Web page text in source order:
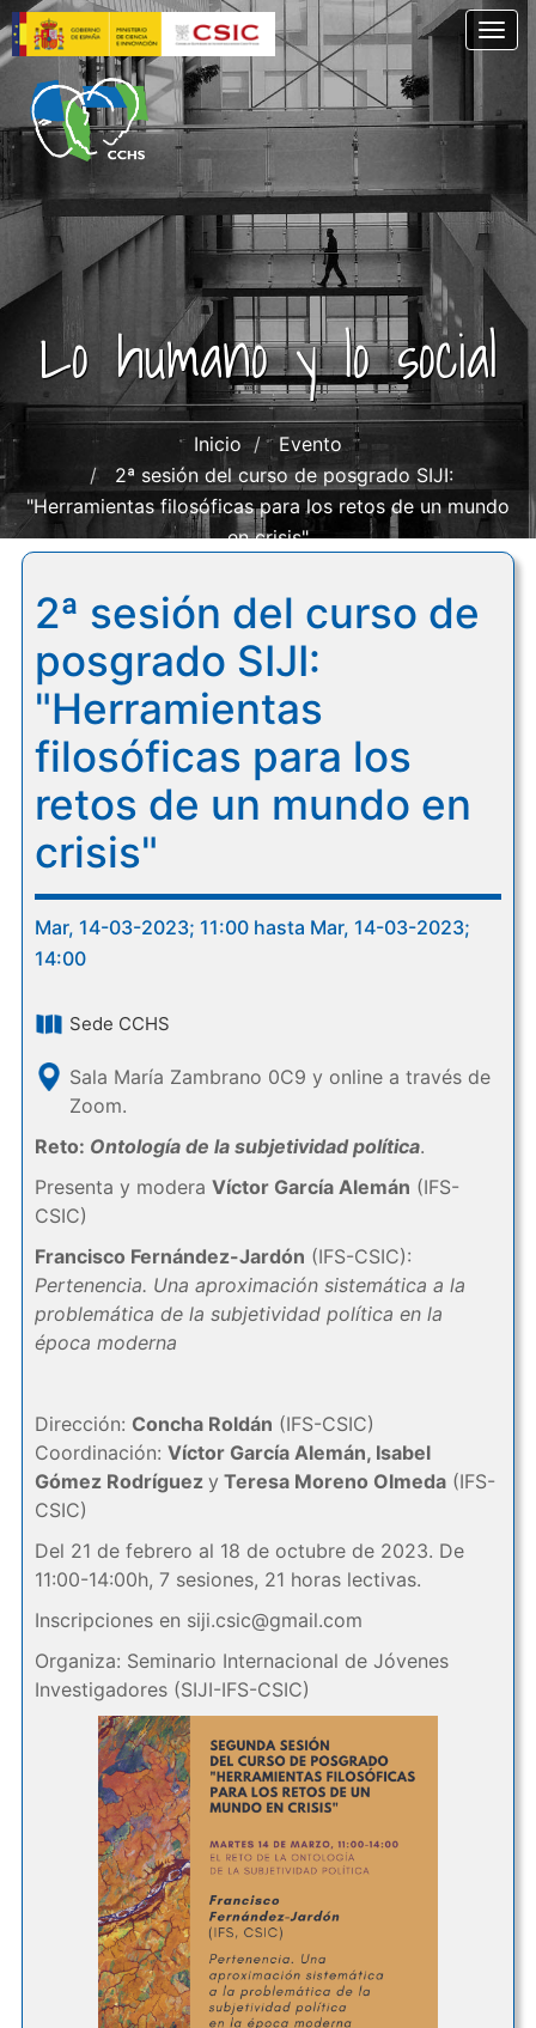
Pasar
al
contenido
principal
Lo humano y lo social
Inicio
Evento
2ª sesión del curso de posgrado SIJI:
"Herramientas filosóficas para los retos de un mundo
en crisis"
2ª sesión del curso de
posgrado SIJI:
"Herramientas
filosóficas para los
retos de un mundo en
crisis"
Mar, 14-03-2023; 11:00 hasta Mar, 14-03-2023;
14:00
Sede CCHS
Sala María Zambrano 0C9 y online a través de
Zoom.
Reto: Ontología de la subjetividad política.
Presenta y modera Víctor García Alemán (IFS-
CSIC)
Francisco Fernández-Jardón (IFS-CSIC):
Pertenencia. Una aproximación sistemática a la
problemática de la subjetividad política en la
época moderna
Dirección: Concha Roldán (IFS-CSIC)
Coordinación: Víctor García Alemán, Isabel
Gómez Rodríguez y Teresa Moreno Olmeda(IFS-
CSIC)
Del 21 de febrero al 18 de octubre de 2023. De
11:00-14:00h, 7 sesiones, 21 horas lectivas.
Inscripciones en siji.csic@gmail.com
Organiza: Seminario Internacional de Jóvenes
Investigadores (SIJI-IFS-CSIC)